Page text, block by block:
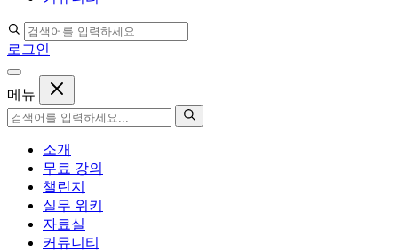
로그인
메뉴
소개
무료 강의
챌린지
실무 위키
자료실
커뮤니티